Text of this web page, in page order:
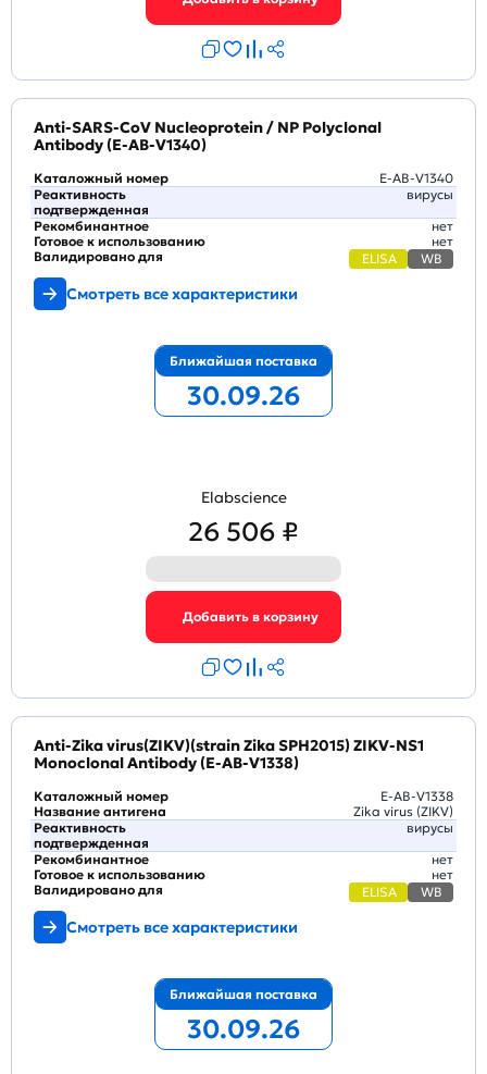
Anti-SARS-CoV Nucleoprotein / NP Polyclonal
Antibody (E-AB-V1340)
Каталожный номер
E-AB-V1340
Реактивность
подтвержденная
вирусы
Рекомбинантное
нет
Готовое к использованию
нет
Валидировано для
ELISA WB
Смотреть все характеристики
Ближайшая поставка
30.09.26
Elabscience
26 506 ₽
Anti-Zika virus(ZIKV)(strain Zika SPH2015) ZIKV-NS1
Monoclonal Antibody (E-AB-V1338)
Каталожный номер
E-AB-V1338
Название антигена
Zika virus (ZIKV)
Реактивность
подтвержденная
вирусы
Рекомбинантное
нет
Готовое к использованию
нет
Валидировано для
ELISA WB
Смотреть все характеристики
Ближайшая поставка
30.09.26